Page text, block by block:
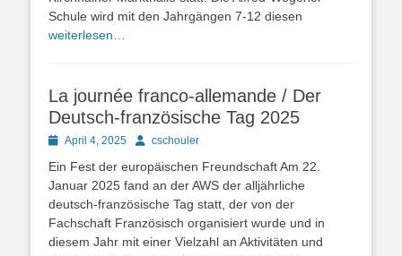
Schule wird mit den Jahrgängen 7-12 diesen
weiterlesen…
La journée franco-allemande / Der
Deutsch-französische Tag 2025
PostedApril 4, 2025 Autorcschouler
Ein Fest der europäischen Freundschaft Am 22.
Januar 2025 fand an der AWS der alljährliche
deutsch-französische Tag statt, der von der
Fachschaft Französisch organisiert wurde und in
diesem Jahr mit einer Vielzahl an Aktivitäten und